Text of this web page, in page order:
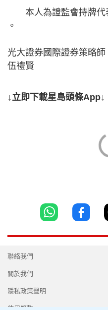
本人為證監會持牌代
。
光大證券國際證券策略師
伍禮賢
↓立即下載星島頭條App↓
聯絡我們
關於我們
隱私政策聲明
使用條款